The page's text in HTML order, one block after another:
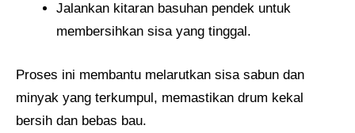
Jalankan kitaran basuhan pendek untuk
membersihkan sisa yang tinggal.
Proses ini membantu melarutkan sisa sabun dan
minyak yang terkumpul, memastikan drum kekal
bersih dan bebas bau.